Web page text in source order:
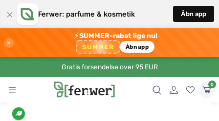
× Ferwer: parfume & kosmetik Åbn app
×
⚡SUMMER-rabat lige nu!
SUMMER Åbn app
Gratis forsendelse over 95 EUR
0